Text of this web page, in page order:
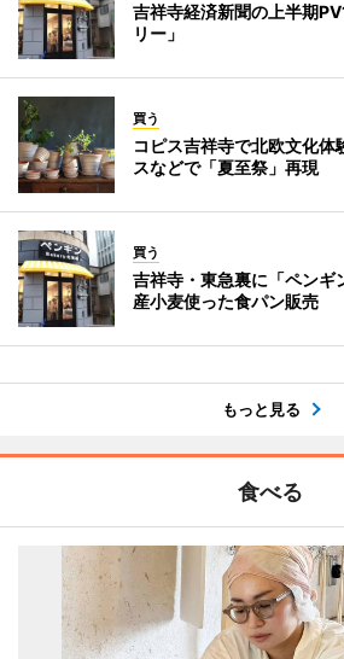
吉祥寺経済新聞の上半期
リー」
買う
コピス吉祥寺で北欧文化
スなどで「夏至祭」再現
買う
吉祥寺・東急裏に「ペン
産小麦使った食パン販売
もっと見る
食べる